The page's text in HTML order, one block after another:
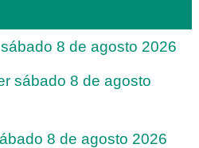
8 de agosto 2026
sábado 8 de agosto
8 de agosto 2026